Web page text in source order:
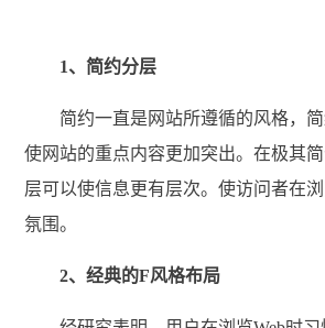
1、简约分层
简约一直是网站所遵循的风格，简
使网站的重点内容更加突出。在极其
层可以使信息更有层次。使访问者在
氛围。
2、经典的F风格布局